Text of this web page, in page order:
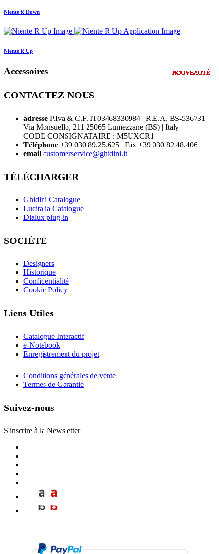
NOUVEAUTÉ
NOUVEAUTÉ
NOUVEAUTÉ
NOUVEAUTÉ
NOUVEAUTÉ
NOUVEAUTÉ
NOUVEAUTÉ
NOUVEAUTÉ
NOUVEAUTÉ
NOUVEAUTÉ
NOUVEAUTÉ
NOUVEAUTÉ
NOUVEAUTÉ
NOUVEAUTÉ
NOUVEAUTÉ
NOUVEAUTÉ
NOUVEAUTÉ
NOUVEAUTÉ
NOUVEAUTÉ
NOUVEAUTÉ
NOUVEAUTÉ
NOUVEAUTÉ
NOUVEAUTÉ
NOUVEAUTÉ
NOUVEAUTÉ
Niente R Down
NOUVEAUTÉ
Niente R Up
NOUVEAUTÉ
Accessoires
CONTACTEZ-NOUS
adresse P.Iva & C.F. IT03468330984 | R.E.A. BS-536731
Via Monsuello, 211 25065 Lumezzane (BS) | Italy
CODE CONSIGNATAIRE : M5UXCR1
Téléphone +39 030 89.25.625 | Fax +39 030 82.48.406
email customerservice@ghidini.it
TÉLÉCHARGER
Ghidini Catalogue
Lucitalia Catalogue
Dialux plug-in
SOCIÉTÉ
Designers
Historique
Confidentialité
Cookie Policy
Liens Utiles
Catalogue Interactif
e-Notebook
Enregistrement du projet
Conditions générales de vente
Termes de Garantie
Suivez-nous
S'inscrire à la Newsletter